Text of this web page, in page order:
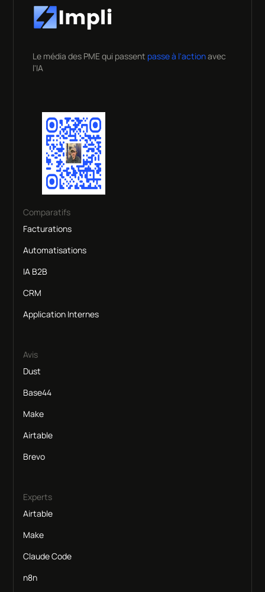
Le média des PME qui passent passe à l'actionavec
l'IA
Comparatifs
Facturations
Automatisations
IA B2B
CRM
Application Internes
Avis
Dust
Base44
Make
Airtable
Brevo
Experts
Airtable
Make
Claude Code
n8n